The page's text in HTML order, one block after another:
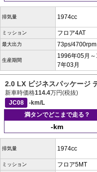
排気量 1974cc
ミッション フロア4AT
最大出力 73ps/4700rpm
生産期間
1996年05月
7年03月
2.0 LX ビジネスパッケージ
新車時価格114.4万円(税抜)
JC08
-km/L
満タンでどこまで走る？
-km
排気量 1974cc
ミッション フロア5MT